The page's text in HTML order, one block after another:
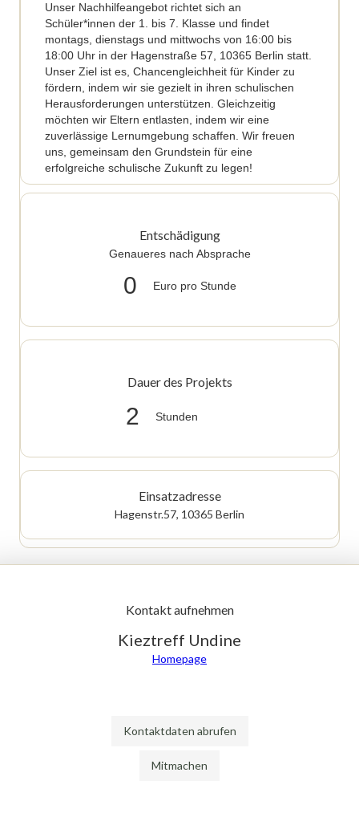
Unser Nachhilfeangebot richtet sich an
Schüler*innen der 1. bis 7. Klasse und findet
montags, dienstags und mittwochs von 16:00 bis
18:00 Uhr in der Hagenstraße 57, 10365 Berlin statt.
Unser Ziel ist es, Chancengleichheit für Kinder zu
fördern, indem wir sie gezielt in ihren schulischen
Herausforderungen unterstützen. Gleichzeitig
möchten wir Eltern entlasten, indem wir eine
zuverlässige Lernumgebung schaffen. Wir freuen
uns, gemeinsam den Grundstein für eine
erfolgreiche schulische Zukunft zu legen!
Entschädigung
Genaueres nach Absprache
0 Euro pro Stunde
Dauer des Projekts
2 Stunden
Einsatzadresse
Hagenstr.57, 10365 Berlin
Kontakt aufnehmen
Kieztreff Undine
Homepage